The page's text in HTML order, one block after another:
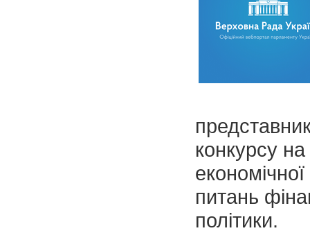
конкурсу
питань
політики.